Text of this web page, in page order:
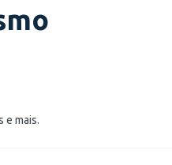
e mais.